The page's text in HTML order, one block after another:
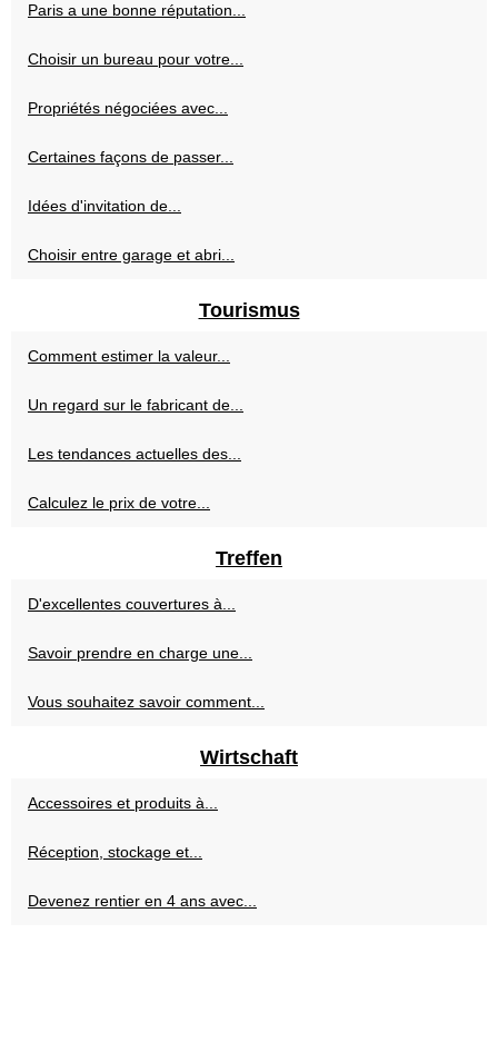
Paris a une bonne réputation...
Choisir un bureau pour votre...
Propriétés négociées avec...
Certaines façons de passer...
Idées d'invitation de...
Choisir entre garage et abri...
Tourismus
Comment estimer la valeur...
Un regard sur le fabricant de...
Les tendances actuelles des...
Calculez le prix de votre...
Treffen
D'excellentes couvertures à...
Savoir prendre en charge une...
Vous souhaitez savoir comment...
Wirtschaft
Accessoires et produits à...
Réception, stockage et...
Devenez rentier en 4 ans avec...